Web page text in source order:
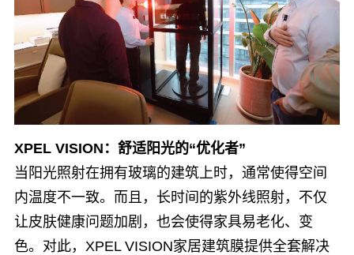
XPEL VISION：舒适阳光的“优化者”
当阳光照射在拥有玻璃的建筑上时，通常使得空间
内温度不一致。而且，长时间的紫外线照射，不仅
让皮肤健康问题加剧，也会使得家具易老化、变
色。对此，XPEL VISION家居建筑膜提供全套解决